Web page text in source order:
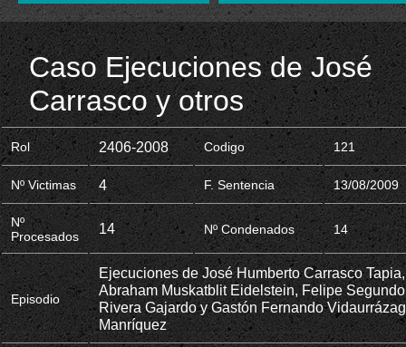
Caso Ejecuciones de José
Carrasco y otros
Rol 2406-2008 Codigo 121
Nº Victimas 4 F. Sentencia 13/08/2009
Nº
Procesados
14 Nº Condenados 14
Episodio
Ejecuciones de José Humberto Carrasco Tapia,
Abraham Muskatblit Eidelstein, Felipe Segundo
Rivera Gajardo y Gastón Fernando
Manríquez